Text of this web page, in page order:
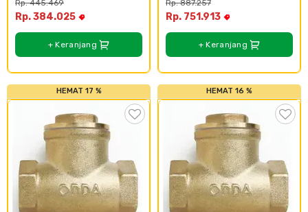
Rp. 445.469
Rp. 384.025
+ Keranjang
Rp. 887.257
Rp. 751.913
+ Keranjang
HEMAT 17 % HEMAT 16 %